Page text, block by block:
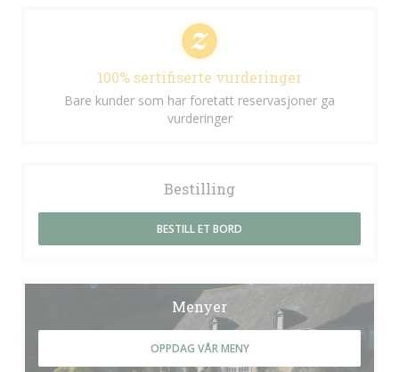
100% sertifiserte vurderinger
Bare kunder som har foretatt reservasjoner ga
vurderinger
Bestilling
BESTILL ET BORD
Menyer
OPPDAG VÅR MENY